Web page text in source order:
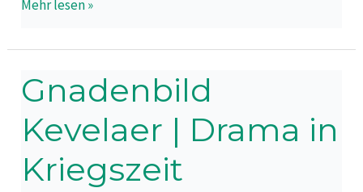
Mehr lesen »
Gnadenbild
Kevelaer | Drama in
Kriegszeit
Gnadenbild
Kevelaer
Drama
in